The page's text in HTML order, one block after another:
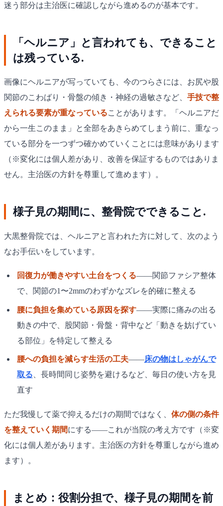
迷う部分は主治医に確認しながら進めるのが基本です。
「ヘルニア」と言われても、できること
は残っている.
画像にヘルニアが写っていても、今のつらさには、お尻や股
関節のこわばり・骨盤の傾き・神経の過敏さなど、 手技で整
えられる要素が重なっていることがあります。「ヘルニアだ
から一生このまま」と全部をあきらめてしまう前に、重なっ
ている部分を一つずつ確かめていくことには意味があります
（※変化には個人差があり、改善を保証するものではありま
せん。主治医の方針を尊重して進めます）。
様子見の期間に、整骨院でできること.
大黒整骨院では、ヘルニアと言われた方に対して、次のよう
なお手伝いをしています。
回復力が働きやすい土台をつくる——関節ファシア整体
で、関節の1〜2mmのわずかなズレを的確に整える
腰に負担を集めている原因を探す——実際に痛みの出る
動きの中で、股関節・骨盤・背中など「動きを妨げてい
る部位」を特定して整える
腰への負担を減らす生活の工夫——床の物はしゃがんで
取る 、長時間同じ姿勢を避けるなど、毎日の使い方を見
直す
ただ我慢して薬で抑えるだけの期間ではなく、 体の側の条件
を整えていく期間にする——これが当院の考え方です（※変
化には個人差があります。主治医の方針を尊重しながら進め
ます）。
まとめ：役割分担で、様子見の期間を前